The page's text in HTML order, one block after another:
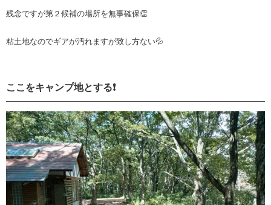
残念ですが第２候補の場所を無事確保👏
粘土地なのでギアが汚れますが致し方ない💦
ここをキャンプ地とする❗